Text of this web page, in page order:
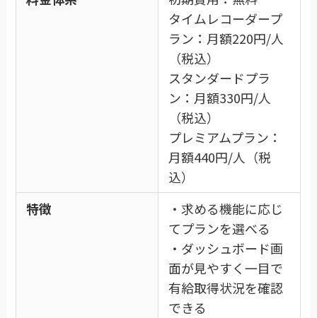
タイムレコーダープ
ラン：月額220円/人
（税込）
スタンダードプラ
ン：月額330円/人
（税込）
プレミアムプラン：
月額440円/人（税
込）
特徴
・求める機能に応じ
てプランを選べる
・ダッシュボード画
面が見やすく一目で
有給取得状況を確認
できる